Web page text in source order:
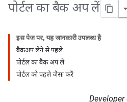
पोर्टल का बैक अप लें
इस पेज पर, यह जानकारी उपलब्ध है
बैकअप लेने से पहले
पोर्टल का बैक अप लें
पोर्टल को पहले जैसा करें
Developer